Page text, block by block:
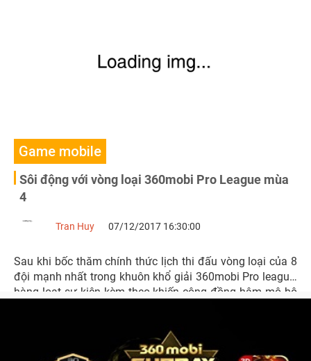
Game mobile
Sôi động với vòng loại 360mobi Pro League mùa
4
Tran Huy 07/12/2017 16:30:00
Sau khi bốc thăm chính thức lịch thi đấu vòng loại của 8
đội mạnh nhất trong khuôn khổ giải 360mobi Pro league,
hàng loạt sự kiện kèm theo khiến cộng đồng hâm mộ bộ